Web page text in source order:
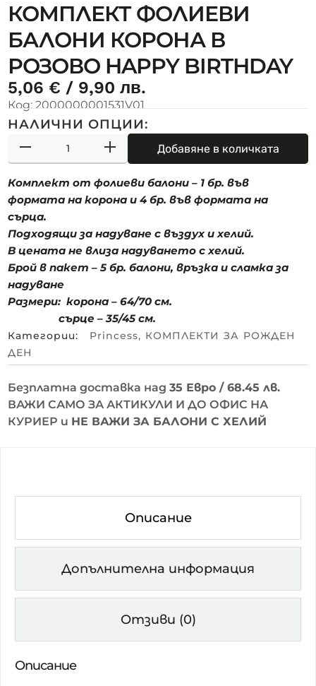
КОМПЛЕКТ ФОЛИЕВИ
БАЛОНИ КОРОНА В
РОЗОВО HAPPY BIRTHDAY
5,06 € / 9,90 лв.
Код: 2000000001531V01
НАЛИЧНИ ОПЦИИ:
Добавяне в количката
Комплект от фолиеви балони – 1 бр. във
формата на корона и 4 бр. във формата на
сърца.
Подходящи за надуване с въздух и хелий.
В цената не влиза надуването с хелий.
Брой в пакет – 5 бр. балони, връзка и сламка за
надуване
Размери: корона – 64/70 см.
сърце – 35/45 см.
Категории: Princess, КОМПЛЕКТИ ЗА РОЖДЕН
ДЕН
Безплатна доставка над35 Евро / 68.45 лв.
ВАЖИ САМО ЗА АКТИКУЛИ И ДО ОФИС НА
КУРИЕР и НЕ ВАЖИ ЗА БАЛОНИ С ХЕЛИЙ
Описание
Допълнителна информация
Отзиви (0)
Описание